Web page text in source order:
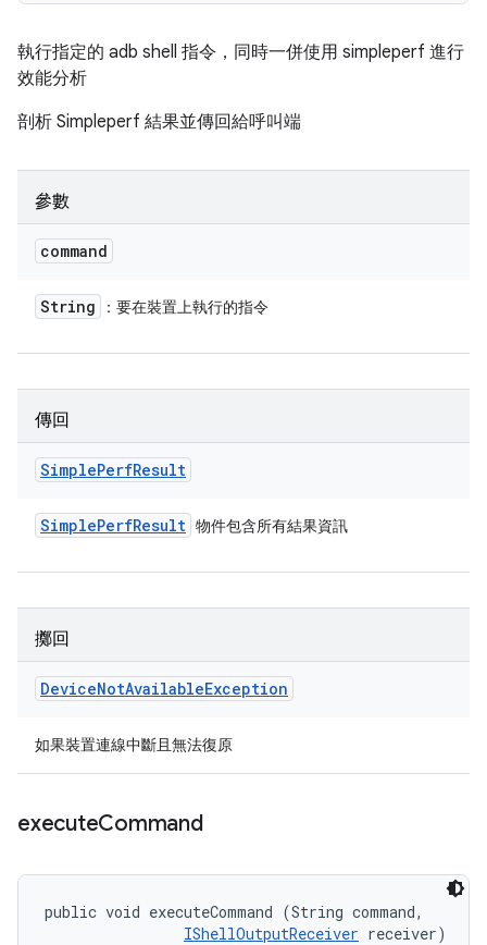
執行指定的 adb shell 指令，同時一併使用 simpleperf 進行
效能分析
剖析 Simpleperf 結果並傳回給呼叫端
參數
command
String ：要在裝置上執行的指令
傳回
SimplePerfResult
SimplePerfResult 物件包含所有結果資訊
擲回
DeviceNotAvailableException
如果裝置連線中斷且無法復原
executeCommand
public void executeCommand (String command,
IShellOutputReceiver receiver)